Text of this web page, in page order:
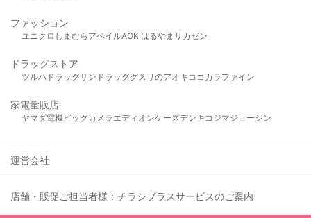
ファッション
ユニクロ しまむら アベイルAOKIはるやま サカゼン
ドラッグストア
ツルハドラッグサンドラッグクスリのアオキ ココカラファイン
家電量販店
ヤマダ電機ビックカメラ エディオンケーズデンキ コジマジョーシン
運営会社
店舗・販促ご担当者様：チラシプラスサービスのご案内